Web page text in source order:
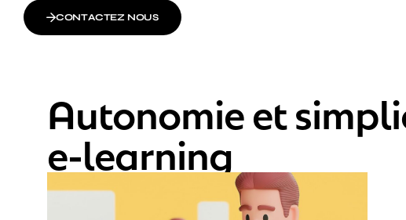
CONTACTEZ NOUS
Autonomie et
e-learning